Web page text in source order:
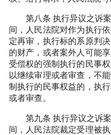
第八条 执行异议之诉案
间，人民法院对作为执行
定再审，执行标的系原判
的财产，或者案外人可能
受偿权的强制执行的民事
以继续审理或者审查，不
制执行的民事权益的，执
或者审查。
第九条 执行异议之诉案
间，人民法院裁定受理被